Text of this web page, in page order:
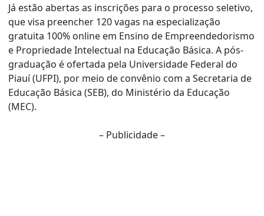
Já estão abertas as inscrições para o processo seletivo,
que visa preencher 120 vagas na especialização
gratuita 100% online em Ensino de Empreendedorismo
e Propriedade Intelectual na Educação Básica. A pós-
graduação é ofertada pela Universidade Federal do
Piauí (UFPI), por meio de convênio com a Secretaria de
Educação Básica (SEB), do Ministério da Educação
(MEC).
– Publicidade –